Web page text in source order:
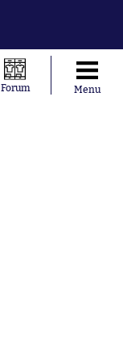
Forum Menu